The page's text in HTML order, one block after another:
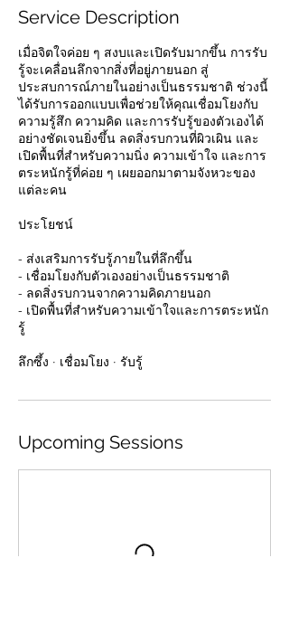
Service Description
เมื่อจิตใจค่อย ๆ สงบและเปิดรับมากขึ้น การรับ
รู้จะเคลื่อนลึกจากสิ่งที่อยู่ภายนอก สู่
ประสบการณ์ภายในอย่างเป็นธรรมชาติ ช่วงนี้
ได้รับการออกแบบเพื่อช่วยให้คุณเชื่อมโยงกับ
ความรู้สึก ความคิด และการรับรู้ของตัวเองได้
อย่างชัดเจนยิ่งขึ้น ลดสิ่งรบกวนที่ผิวเผิน และ
เปิดพื้นที่สำหรับความนิ่ง ความเข้าใจ และการ
ตระหนักรู้ที่ค่อย ๆ เผยออกมาตามจังหวะของ
แต่ละคน
ประโยชน์
- ส่งเสริมการรับรู้ภายในที่ลึกขึ้น
- เชื่อมโยงกับตัวเองอย่างเป็นธรรมชาติ
- ลดสิ่งรบกวนจากความคิดภายนอก
- เปิดพื้นที่สำหรับความเข้าใจและการตระหนัก
รู้
ลึกซึ้ง · เชื่อมโยง · รับรู้
Upcoming Sessions